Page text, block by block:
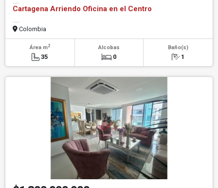
Cartagena Arriendo Oficina en el Centro
Colombia
Área m2
35
Alcobas
0
Baño(s)
1